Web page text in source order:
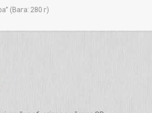
(Вага: 280 г)